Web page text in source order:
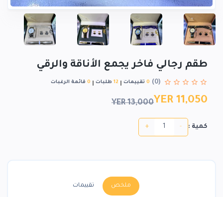
طقم رجالي فاخر يجمع الأناقة والرقي
(0)
0 تقييمات 12 طلبات 0 قائمة الرغبات
YER 11,050
YER 13,000
كمية : -
+
ملخص تقييمات